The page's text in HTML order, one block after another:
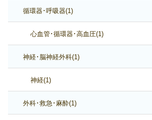
循環器･呼吸器(1)
心血管･循環器･高血圧(1)
神経･脳神経外科(1)
神経(1)
外科･救急･麻酔(1)